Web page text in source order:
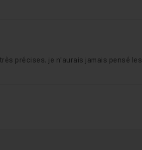
précises. je n'aurais jamais pensé les